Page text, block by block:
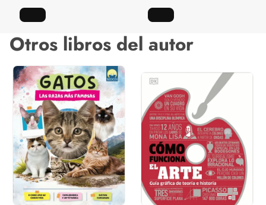
Otros libros del autor